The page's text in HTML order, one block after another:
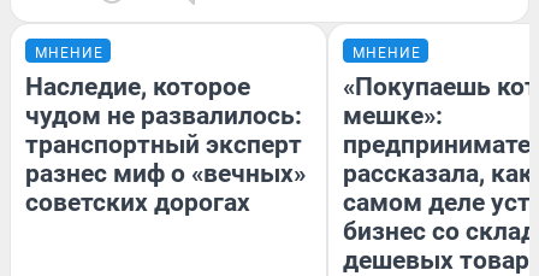
МНЕНИЕ
Наследие, которое
чудом не развалилось:
транспортный эксперт
разнес миф о «вечных»
советских дорогах
МНЕНИЕ
«Покупаешь
мешке»:
рассказала, как
самом деле
бизнес со
дешевых